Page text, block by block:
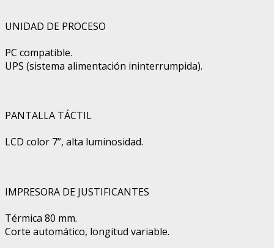
UNIDAD DE PROCESO
PC compatible.
UPS (sistema alimentación ininterrumpida).
PANTALLA TÁCTIL
LCD color 7”, alta luminosidad.
IMPRESORA DE JUSTIFICANTES
Térmica 80 mm.
Corte automático, longitud variable.